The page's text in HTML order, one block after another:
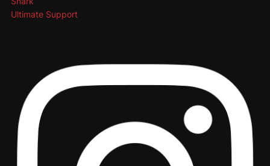
Ultimate Support